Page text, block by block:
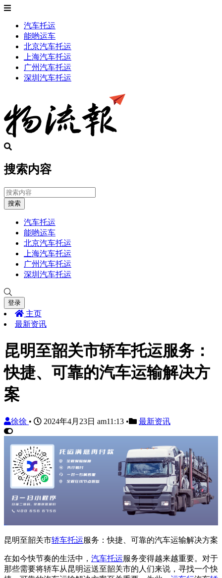
汽车托运
能哟运车
北京汽车托运
上海汽车托运
广州汽车托运
深圳汽车托运
搜索内容
搜索
汽车托运
能哟运车
北京汽车托运
上海汽车托运
广州汽车托运
深圳汽车托运
登录
主页
最新资讯
昆明至韶关市轿车托运服务：
快捷、可靠的汽车运输解决方
案
徐徐 • 2024年4月23日 am11:13 • 最新资讯
昆明至韶关市轿车托运服务：快捷、可靠的汽车运输解决方案
在如今快节奏的生活中， 汽车托运服务变得越来越重要。对于
那些需要将轿车从昆明运送至韶关市的人们来说，寻找一个快